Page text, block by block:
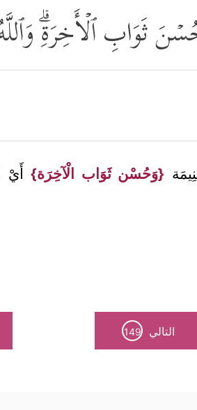
وَحُسۡنَ ثَوَابِ ٱلۡأَخِرَةِۗ
{وَحُسْن ثَوَاب الْآخِرَة} أَيْ
التالي 149